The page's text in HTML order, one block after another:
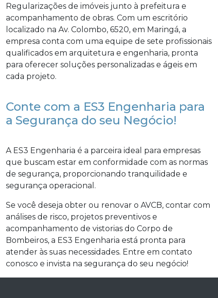
Regularizações de imóveis junto à prefeitura e
acompanhamento de obras. Com um escritório
localizado na Av. Colombo, 6520, em Maringá, a
empresa conta com uma equipe de sete profissionais
qualificados em arquitetura e engenharia, pronta
para oferecer soluções personalizadas e ágeis em
cada projeto.
Conte com a ES3 Engenharia para
a Segurança do seu Negócio!
A ES3 Engenharia é a parceira ideal para empresas
que buscam estar em conformidade com as normas
de segurança, proporcionando tranquilidade e
segurança operacional.
Se você deseja obter ou renovar o AVCB, contar com
análises de risco, projetos preventivos e
acompanhamento de vistorias do Corpo de
Bombeiros, a ES3 Engenharia está pronta para
atender às suas necessidades. Entre em contato
conosco e invista na segurança do seu negócio!